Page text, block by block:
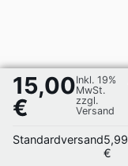
15,00
€
Inkl. 19%
MwSt.
zzgl.
Versand
Standardversand5,99
€